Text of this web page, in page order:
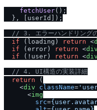
fetchUser();
  }, [userId]);
/ / 3. エラーハンドリング
if (loading) return <
if (error) return <div
if (!user) return <div
/ / 4. UI構造の実装詳細
return (
<div className=
<img
src=